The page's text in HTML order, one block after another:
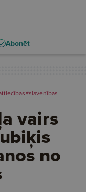
Abonēt
#slavenības
vairs
no